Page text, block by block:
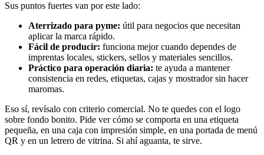
Sus puntos fuertes van por este lado:
Aterrizado para pyme: útil para negocios que necesitan
aplicar la marca rápido.
Fácil de producir: funciona mejor cuando dependes de
imprentas locales, stickers, sellos y materiales sencillos.
Práctico para operación diaria: te ayuda a mantener
consistencia en redes, etiquetas, cajas y mostrador sin hacer
maromas.
Eso sí, revísalo con criterio comercial. No te quedes con el logo
sobre fondo bonito. Pide ver cómo se comporta en una etiqueta
pequeña, en una caja con impresión simple, en una portada de menú
QR y en un letrero de vitrina. Si ahí aguanta, te sirve.